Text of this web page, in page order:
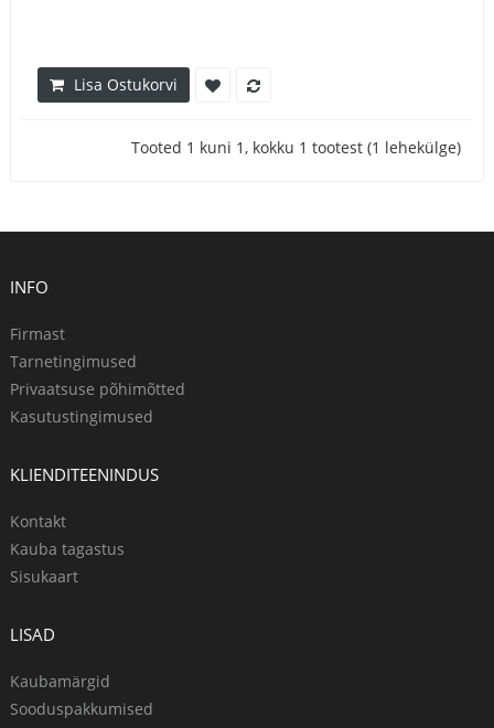
Lisa Ostukorvi
Tooted 1 kuni 1, kokku 1 tootest (1 lehekülge)
INFO
Firmast
Tarnetingimused
Privaatsuse põhimõtted
Kasutustingimused
KLIENDITEENINDUS
Kontakt
Kauba tagastus
Sisukaart
LISAD
Kaubamärgid
Sooduspakkumised